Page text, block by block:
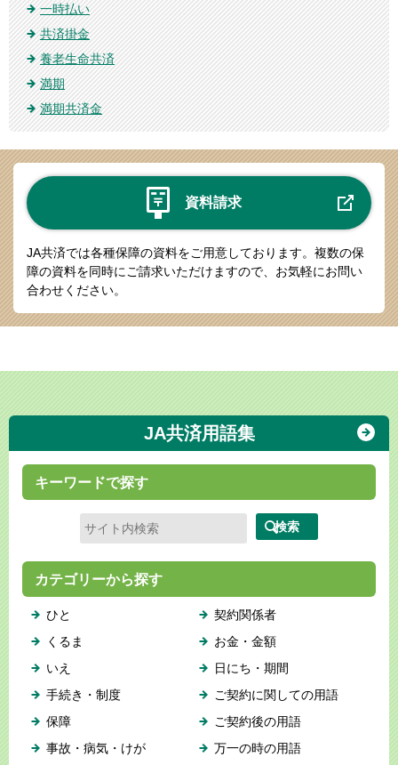
一時払い
共済掛金
養老生命共済
満期
満期共済金
資料請求
JA共済では各種保障の資料をご用意しております。 複数の保
障の資料を同時にご請求いただけますので、お気軽にお問い
合わせください。
JA共済用語集
キーワードで探す
カテゴリーから探す
ひと
くるま
いえ
手続き・制度
保障
事故・病気・けが
契約関係者
お金・金額
日にち・期間
ご契約に関しての用語
ご契約後の用語
万一の時の用語